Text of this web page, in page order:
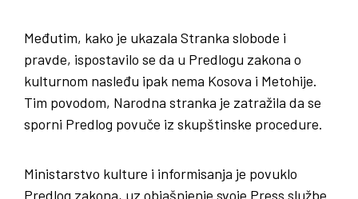
Međutim, kako je ukazala Stranka slobode i
pravde, ispostavilo se da u Predlogu zakona o
kulturnom nasleđu ipak nema Kosova i Metohije.
Tim povodom, Narodna stranka je zatražila da se
sporni Predlog povuče iz skupštinske procedure.
Ministarstvo kulture i informisanja je povuklo
Predlog zakona, uz objašnjenje svoje Press službe